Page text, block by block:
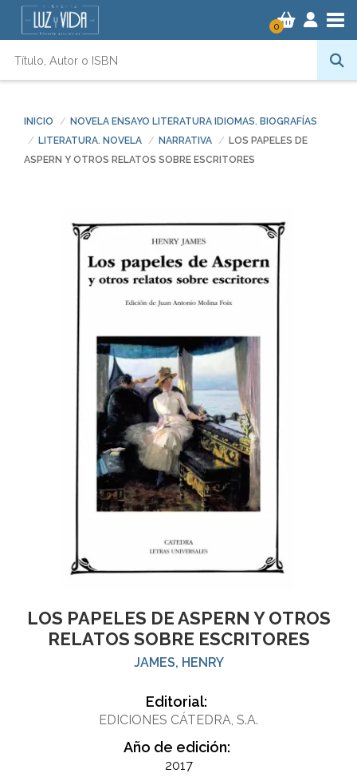
0
INICIO
NOVELA ENSAYO LITERATURA IDIOMAS. BIOGRAFÍAS
LITERATURA. NOVELA
NARRATIVA
LOS PAPELES DE
ASPERN Y OTROS RELATOS SOBRE ESCRITORES
LOS PAPELES DE ASPERN Y OTROS
RELATOS SOBRE ESCRITORES
JAMES, HENRY
Editorial:
EDICIONES CÁTEDRA, S.A.
Año de edición:
2017